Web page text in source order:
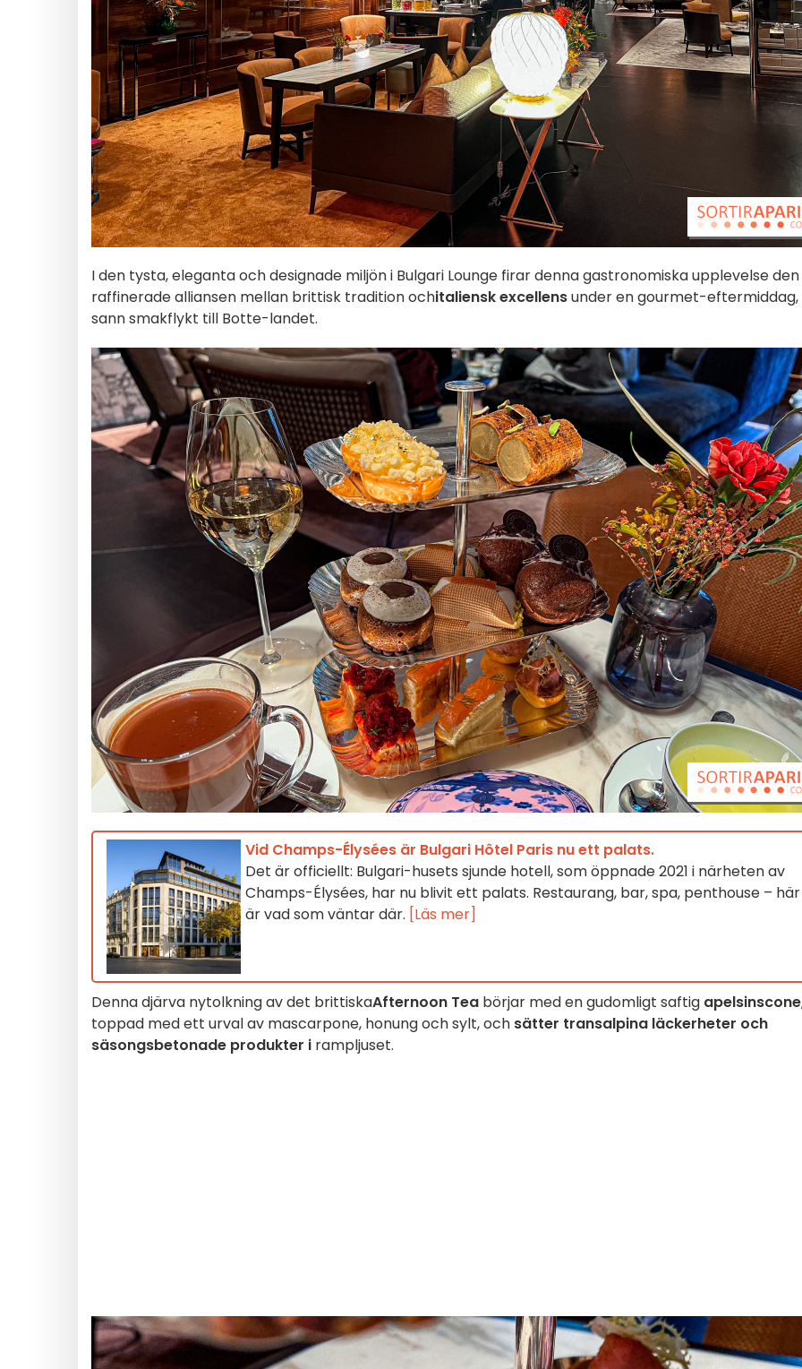
I den tysta, eleganta och designade miljön i Bulgari Lounge firar denna gastronomiska upplevelse den
raffinerade alliansen mellan brittisk tradition ochitaliensk excellensunder en gourmet-eftermiddag,
sann smakflykt till Botte-landet.
Vid Champs-Élysées är Bulgari Hôtel Paris nu ett palats.
Det är officiellt: Bulgari-husets sjunde hotell, som öppnade 2021 i närheten av
Champs-Élysées, har nu blivit ett palats. Restaurang, bar, spa, penthouse – här
är vad som väntar där. [Läs mer]
Denna djärva nytolkning av det brittiskaAfternoon Tea börjar med en gudomligt saftig apelsinscone
toppad med ett urval av mascarpone, honung och sylt, och sätter transalpina läckerheter och
säsongsbetonade produkter i rampljuset.